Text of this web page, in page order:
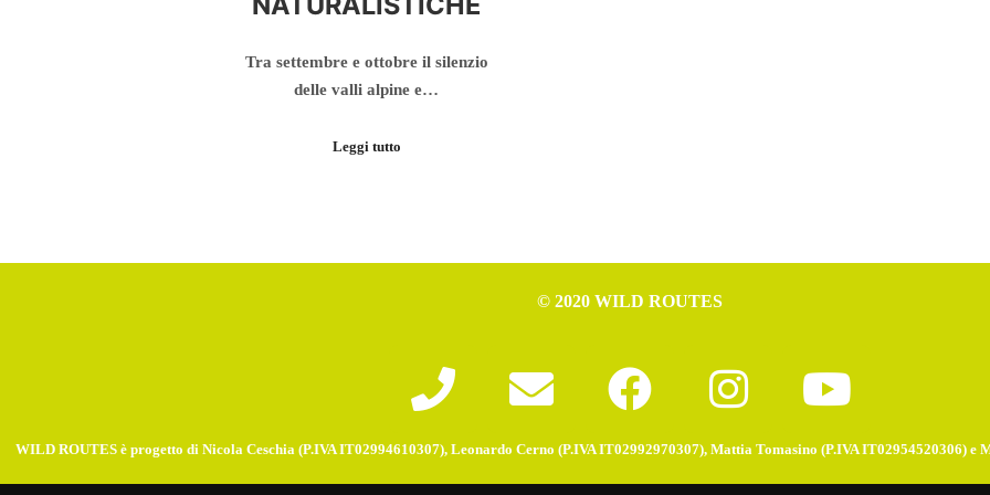
Tra settembre e ottobre il silenzio
delle valli alpine e…
Leggi tutto
© 2020 WILD ROUTES
WILD ROUTES è progetto di Nicola Ceschia (P.IVA IT02994610307), Leonardo Cerno (P.IVA IT02992970307), Mattia Tomasino (P.IVA IT02954520306) e